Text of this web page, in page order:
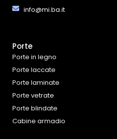
info@mi.ba.it
Porte
Porte in legno
Porte laccate
Porte laminate
Porte vetrate
Porte blindate
Cabine armadio